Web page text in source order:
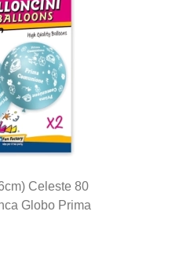
Celeste 80
Globo Prima